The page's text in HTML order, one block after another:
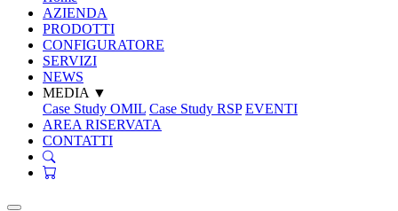
AZIENDA
PRODOTTI
CONFIGURATORE
SERVIZI
NEWS
MEDIA ▼
Case Study OMIL Case Study RSP EVENTI
AREA RISERVATA
CONTATTI